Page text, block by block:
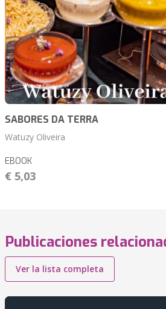
SABORES DA TERRA
Watuzy Oliveira
EBOOK
€ 5,03
Publicaciones
Ver la lista completa